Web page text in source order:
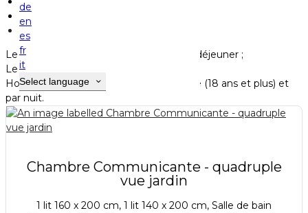
de
en
es
fr
it
Select language
Le tarif par chambre comprend le petit-déjeuner ;
Le prix affiché est TTC (TVA 10%) ;
Hors taxe de séjour : 1.15 euros par adulte (18 ans et plus) et
par nuit.
Chambre Communicante - quadruple
vue jardin
1 lit 160 x 200 cm, 1 lit 140 x 200 cm, Salle de bain